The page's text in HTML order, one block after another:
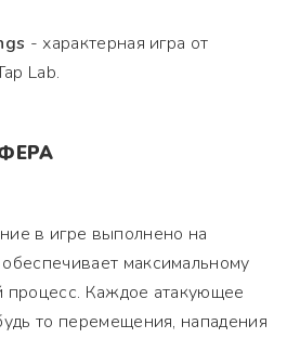
- характерная игра от
Lab.
в игре выполнено на
максимальному
Каждое атакующее
то перемещения, нападения